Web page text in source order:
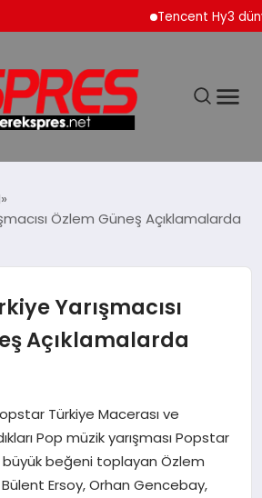
Tencent Hy3 dünya
Özlem Güneş Açıklamalarda
Yarışmacısı
Açıklamalarda
Türkiye Macerası ve
Pop müzik yarışması Popstar
büyük beğeni toplayan Özlem
Ersoy, Orhan Gencebay,